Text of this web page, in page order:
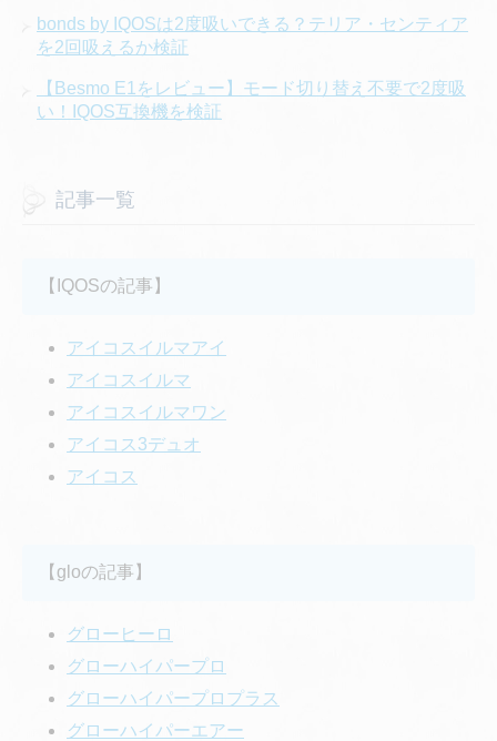
bonds by IQOSは2度吸いできる？テリア・センティア
を2回吸えるか検証
【Besmo E1をレビュー】モード切り替え不要で2度吸
い！IQOS互換機を検証
記事一覧
【IQOSの記事】
アイコスイルマアイ
アイコスイルマ
アイコスイルマワン
アイコス3デュオ
アイコス
【gloの記事】
グローヒーロ
グローハイパープロ
グローハイパープロプラス
グローハイパーエアー